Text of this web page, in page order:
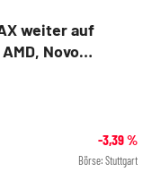
weiter auf
Novo
-3,39%
Börse: Stuttgart